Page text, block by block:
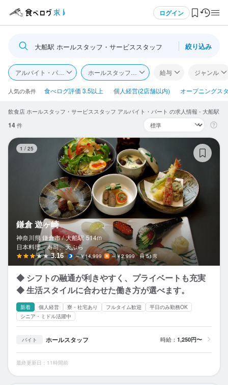
ログイン
ログイン・無料会員登録
食べログ求人TOP
求人検索
気になる求人
検索履歴・保存した条件
応募履歴
WEB履歴書
スカウト・メルマガ受信設定
ヘルプ・お問い合わせフォーム
掲載をご検討の店舗様へ
食べログ求人PRESS
プライバシーポリシー
大船駅 ホールスタッフ・サービススタッフ 絞り込み
アルバイト・パート ホールスタッフ・サービススタッフ
給与 ジャンル
人気の条件 食べログ評価 3.5以上 個人経営(2店舗以内) オープニングス
飲食店 ホールスタッフ・サービススタッフ アルバイト・パート の求人情報 - 大船駅
14件
1 / 25
鎌倉 遊ヶ崎
神奈川県 鎌倉市 / 大船駅 514m
日本料理、寿司、天ぷら
3.16 ～￥14,999 ～￥2,999 51席
◆ シフトの融通が利きやすく、プライベートも充実
◆ 生活スタイルに合わせた働き方が選べます。
新着 個人経営 寮・社宅あり フルタイム歓迎
平日のみ勤務OK
シニア・ミドル活躍中
バイト ホールスタッフ 時給： 1,250円〜
最終更新日：11時間前